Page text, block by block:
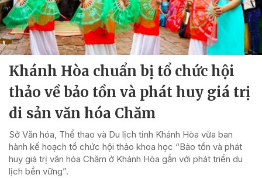
Khánh Hòa chuẩn bị tổ chức hội
thảo về bảo tồn và phát huy giá trị
di sản văn hóa Chăm
Sở Văn hóa, Thể thao và Du lịch tỉnh Khánh Hòa vừa ban
hành kế hoạch tổ chức hội thảo khoa học “Bảo tồn và phát
huy giá trị văn hóa Chăm ở Khánh Hòa gắn với phát triển du
lịch bền vững”.